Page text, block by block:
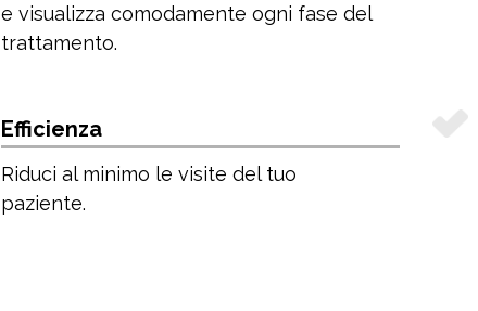
e visualizza comodamente ogni fase del
trattamento.
Efficienza
Riduci al minimo le visite del tuo
paziente.